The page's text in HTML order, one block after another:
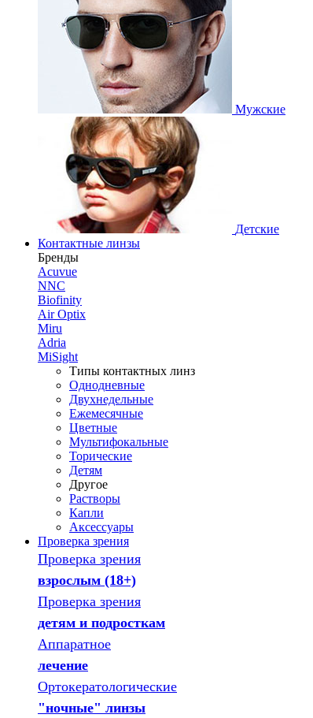
Мужские
Детские
Контактные линзы
Бренды
Acuvue
NNC
Biofinity
Air Optix
Miru
Adria
MiSight
Типы контактных линз
Однодневные
Двухнедельные
Ежемесячные
Цветные
Мультифокальные
Торические
Детям
Другое
Растворы
Капли
Аксессуары
Проверка зрения
Проверка зрения
взрослым (18+)
Проверка зрения
детям и подросткам
Аппаратное
лечение
Ортокератологические
"ночные" линзы